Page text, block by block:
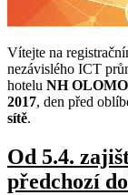
Vítejte na
nezávislého ICT
hotelu NH
2017, den před
sítě.
Od 5.4.
předchozí